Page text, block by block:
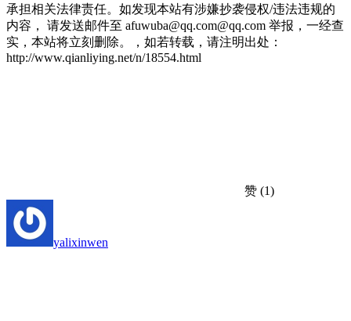
承担相关法律责任。如发现本站有涉嫌抄袭侵权/违法违规的
内容， 请发送邮件至 afuwuba@qq.com@qq.com 举报，一经查
实，本站将立刻删除。，如若转载，请注明出处：
http://www.qianliying.net/n/18554.html
赞 (1)
yalixinwen